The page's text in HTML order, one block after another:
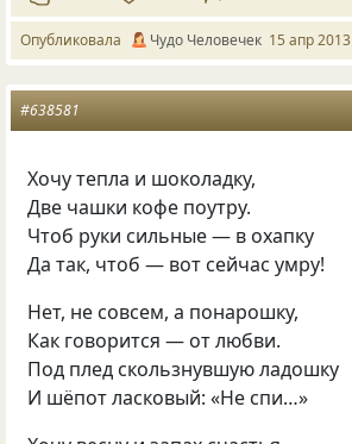
Опубликовала Чудо Человечек 15 апр 2013
#638581
Хочу тепла и шоколадку,
Две чашки кофе поутру.
Чтоб руки сильные — в охапку
Да так, чтоб — вот сейчас умру!
Нет, не совсем, а понарошку,
Как говорится — от любви.
Под плед скользнувшую ладошку
И шёпот ласковый: «Не спи…»